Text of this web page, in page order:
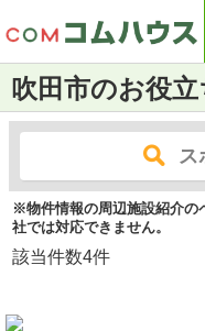
吹田市のお役
ス
※物件情報の周辺施設紹介の
社では対応できません。
該当件数4件